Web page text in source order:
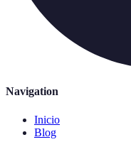
Navigation
Inicio
Blog